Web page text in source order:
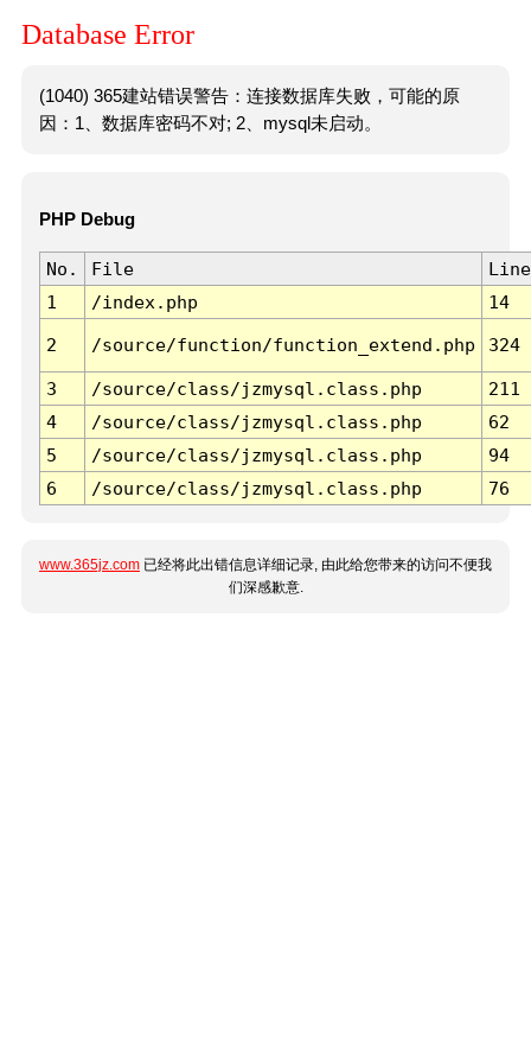
Database Error
(1040) 365建站错误警告：连接数据库失败，可能的原
因：1、数据库密码不对; 2、mysql未启动。
PHP Debug
No. File
Line
1
/index.php 14
2 /source/function/function_extend.php 324
3 /source/class/jzmysql.class.php
211
4
/source/class/jzmysql.class.php
62
5
/source/class/jzmysql.class.php
94
6
/source/class/jzmysql.class.php 76
www.365jz.com 已经将此出错信息详细记录, 由此给您带来的访问不便我
们深感歉意.